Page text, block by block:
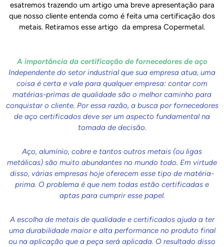
esatremos trazendo um artigo uma breve apresentação para
que nosso cliente entenda como é feita uma certificação dos
metais. Retiramos esse artigo da empresa Copermetal.
A importância da certificação de fornecedores de aço
Independente do setor industrial que sua empresa atua, uma
coisa é certa e vale para qualquer empresa: contar com
matérias-primas de qualidade são o melhor caminho para
conquistar o cliente. Por essa razão, a busca por fornecedores
de aço certificados deve ser um aspecto fundamental na
tomada de decisão.
Aço, alumínio, cobre e tantos outros metais (ou ligas
metálicas) são muito abundantes no mundo todo. Em virtude
disso, várias empresas hoje oferecem esse tipo de matéria-
prima. O problema é que nem todas estão certificadas e
aptas para cumprir esse papel.
A escolha de metais de qualidade e certificados ajuda a ter
uma durabilidade maior e alta performance no produto final
ou na aplicação que a peça será aplicada. O resultado disso